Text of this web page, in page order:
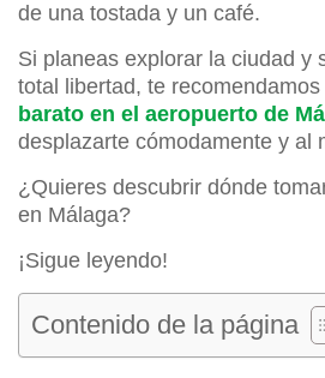
de una tostada y un café.
Si planeas explorar la ciudad y
total libertad, te recomendamos
barato en el aeropuerto de
desplazarte cómodamente y al
¿Quieres descubrir dónde
en Málaga?
¡Sigue leyendo!
Contenido de la página